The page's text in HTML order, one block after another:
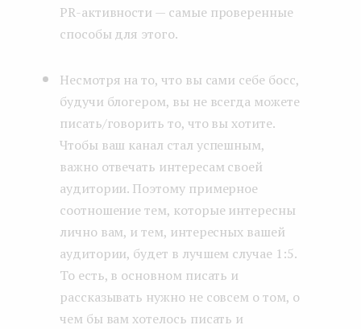
PR-активности — самые проверенные
способы для этого.
Несмотря на то, что вы сами себе босс,
будучи блогером, вы не всегда можете
писать/говорить то, что вы хотите.
Чтобы ваш канал стал успешным,
важно отвечать интересам своей
аудитории. Поэтому примерное
соотношение тем, которые интересны
лично вам, и тем, интересных вашей
аудитории, будет в лучшем случае 1:5.
То есть, в основном писать и
рассказывать нужно не совсем о том, о
чем бы вам хотелось писать и